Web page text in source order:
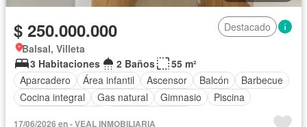
$ 250.000.000
Destacado
Balsal, Villeta
3 Habitaciones
2 Baños
55 m²
Aparcadero
Área infantil Ascensor Balcón
Barbecue
Cocina integral
Gas natural Gimnasio
Piscina
17/06/2026 en - VEAL INMOBILIARIA